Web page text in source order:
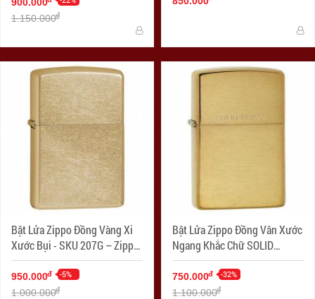
900.000
1.150.000đ
Bật Lửa Zippo Đồng Vàng Xi
Xước Bụi - SKU 207G – Zippo
Gold Dust
950.000đ -5%
1.000.000đ
Bật Lửa Zippo Đồng Vân Xước
Ngang Khắc Chữ SOLID
BRASS - SKU 204 – Zippo
Brushed Brass Engraved
750.000đ -32%
1.100.000đ